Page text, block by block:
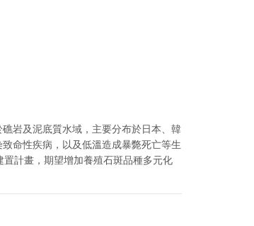
岩及泥底質水域，主要分布於日本、韓
命性疾病，以及低溫造成暴斃死亡等生
計畫，期望增加養殖石斑品種多元化